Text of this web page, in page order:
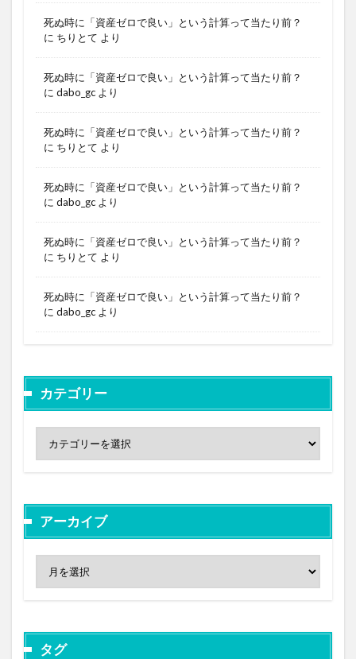
死ぬ時に「資産ゼロで良い」という計算って当たり前？
に ちりとて より
死ぬ時に「資産ゼロで良い」という計算って当たり前？
に dabo_gc より
死ぬ時に「資産ゼロで良い」という計算って当たり前？
に ちりとて より
死ぬ時に「資産ゼロで良い」という計算って当たり前？
に dabo_gc より
死ぬ時に「資産ゼロで良い」という計算って当たり前？
に ちりとて より
死ぬ時に「資産ゼロで良い」という計算って当たり前？
に dabo_gc より
カテゴリー
アーカイブ
タグ